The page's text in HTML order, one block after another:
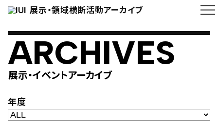
展示・領域横断活動アーカイブ
ARCHIVES
展示・イベントアーカイブ
年度